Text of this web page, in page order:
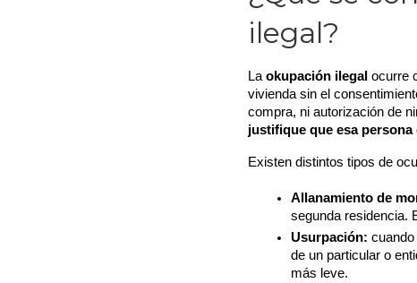
ilegal?
La okupación ilegal ocurre
vivienda sin el
compra, ni autorización de
justifique que esa
Existen distintos tipos de
Allanamiento de
segunda residencia.
Usurpación:
de un particular o
más leve.